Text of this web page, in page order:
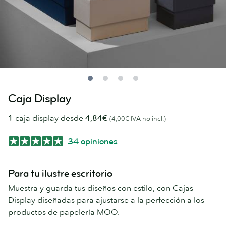
Caja Display
1 caja display desde 4,84€ (4,00€ IVA no incl.)
34 opiniones
Para tu ilustre escritorio
Muestra y guarda tus diseños con estilo, con Cajas
Display diseñadas para ajustarse a la perfección a los
productos de papelería MOO.